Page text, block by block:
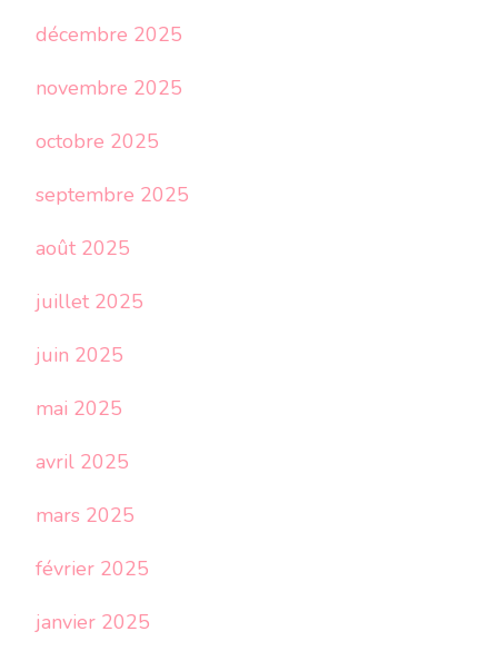
décembre 2025
novembre 2025
octobre 2025
septembre 2025
août 2025
juillet 2025
juin 2025
mai 2025
avril 2025
mars 2025
février 2025
janvier 2025